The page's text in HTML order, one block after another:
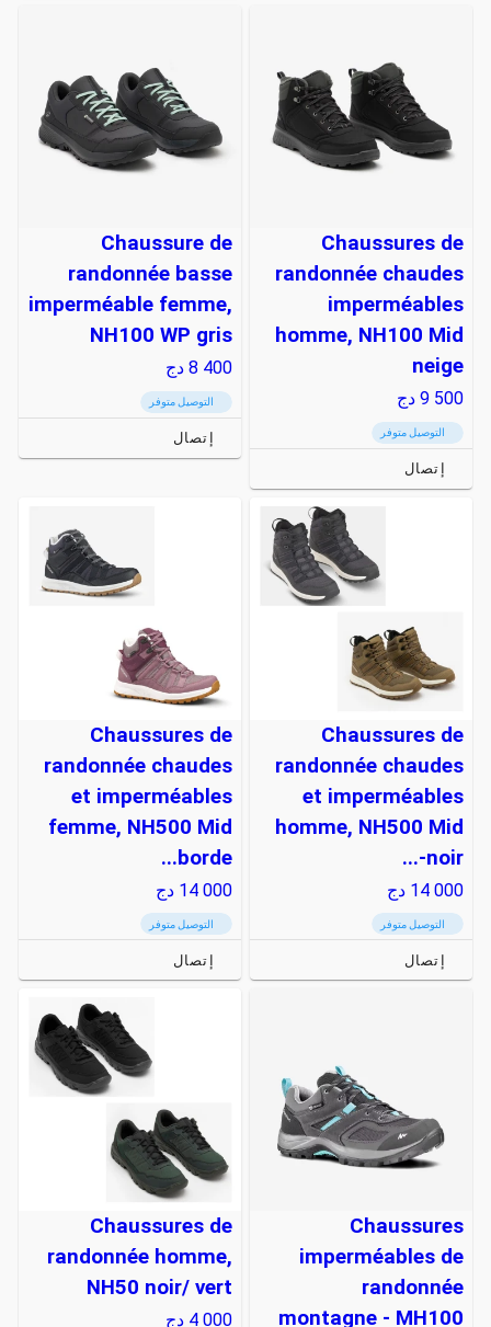
Chaussures de
randonnée chaudes
imperméables
homme, NH100 Mid
neige
9 500 دج
التوصيل متوفر
إتصال
Chaussure de
randonnée basse
imperméable femme,
NH100 WP gris
8 400 دج
التوصيل متوفر
إتصال
Chaussures de
randonnée chaudes
et imperméables
homme, NH500 Mid
noir-...
14 000 دج
التوصيل متوفر
إتصال
Chaussures de
randonnée chaudes
et imperméables
femme, NH500 Mid
borde...
14 000 دج
التوصيل متوفر
إتصال
Chaussures
imperméables de
randonnée
montagne - MH100
Chaussures de
randonnée homme,
NH50 noir/ vert
4 000 دج